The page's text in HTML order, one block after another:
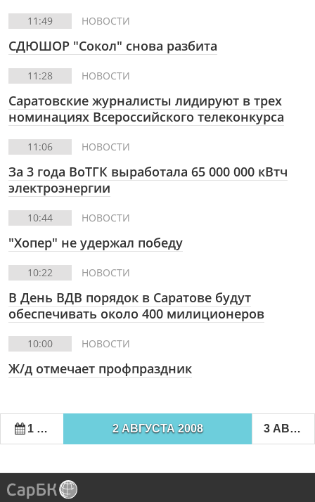
11:49 НОВОСТИ
СДЮШОР "Сокол" снова разбита
11:28 НОВОСТИ
Саратовские журналисты лидируют в трех
номинациях Всероссийского телеконкурса
11:06 НОВОСТИ
За 3 года ВоТГК выработала 65 000 000 кВтч
электроэнергии
10:44 НОВОСТИ
"Хопер" не удержал победу
10:22 НОВОСТИ
В День ВДВ порядок в Саратове будут
обеспечивать около 400 милиционеров
10:00 НОВОСТИ
Ж/д отмечает профпраздник
1 АВГУСТА 2008 2 АВГУСТА 2008 3 АВГУСТА 2008